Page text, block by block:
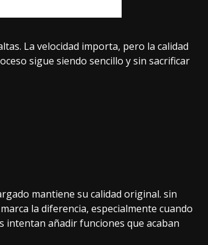
La velocidad importa, pero la calidad
sigue siendo sencillo y sin sacrificar
mantiene su calidad original. sin
la diferencia, especialmente cuando
intentan añadir funciones que acaban